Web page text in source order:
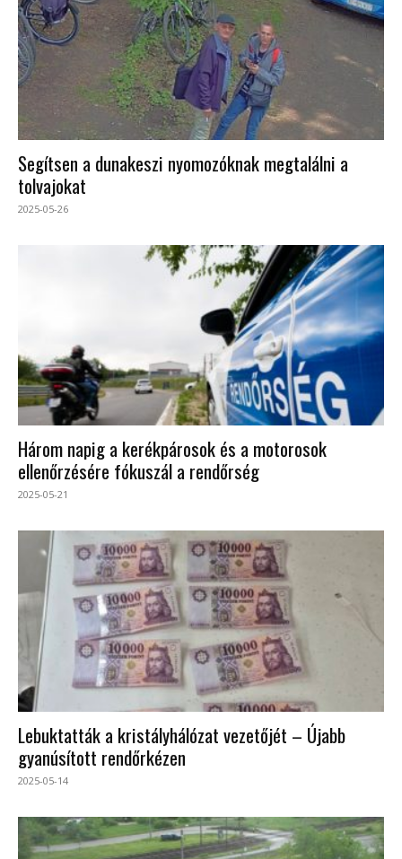
Segítsen a dunakeszi nyomozóknak megtalálni a
tolvajokat
2025-05-26
Három napig a kerékpárosok és a motorosok
ellenőrzésére fókuszál a rendőrség
2025-05-21
Lebuktatták a kristályhálózat vezetőjét – Újabb
gyanúsított rendőrkézen
2025-05-14